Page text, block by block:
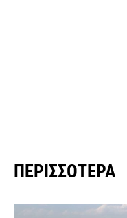
ΠΕΡΙΣΣΌΤΕΡΑ